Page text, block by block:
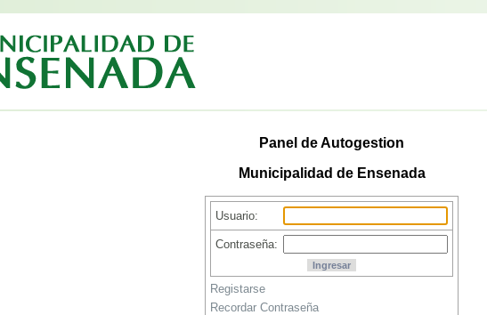
Panel de Autogestion
Municipalidad de Ensenada
Usuario:
Contraseña:
Registarse
Recordar Contraseña